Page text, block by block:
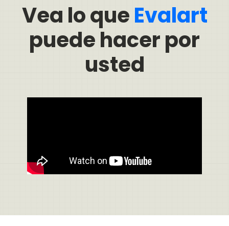
Vea lo queEvalart
puede hacer por
usted